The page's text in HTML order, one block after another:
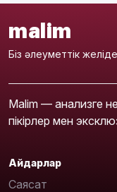
malim
Біз әлеуметтік
Malim — анализге
пікірлер мен
Айдарлар
Саясат